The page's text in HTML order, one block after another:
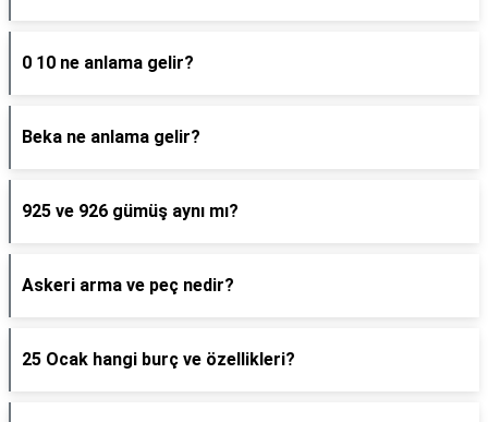
0 10 ne anlama gelir?
Beka ne anlama gelir?
925 ve 926 gümüş aynı mı?
Askeri arma ve peç nedir?
25 Ocak hangi burç ve özellikleri?